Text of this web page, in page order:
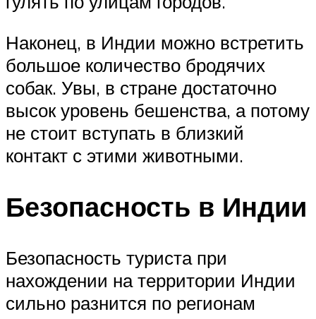
Наконец, в Индии можно встретить
большое количество бродячих
собак. Увы, в стране достаточно
высок уровень бешенства, а потому
не стоит вступать в близкий
контакт с этими животными.
Безопасность в Индии
Безопасность туриста при
нахождении на территории Индии
сильно разнится по регионам